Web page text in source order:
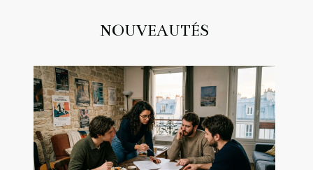
NOUVEAUTÉS